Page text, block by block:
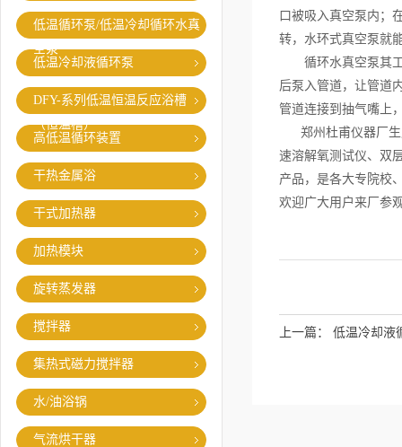
低温循环泵/低温冷却循环水真
空泵
低温冷却液循环泵
DFY-系列低温恒温反应浴槽
（恒温槽）
高低温循环装置
干热金属浴
干式加热器
加热模块
旋转蒸发器
搅拌器
集热式磁力搅拌器
水/油浴锅
气流烘干器
口被吸入真空泵内；
转，水环式真空泵就
循环水真空泵其工
后泵入管道，让管道
管道连接到抽气嘴上
郑州杜甫仪器厂生
速溶解氧测试仪、双
产品，是各大专院校
欢迎广大用户来厂参
上一篇： 低温冷却液